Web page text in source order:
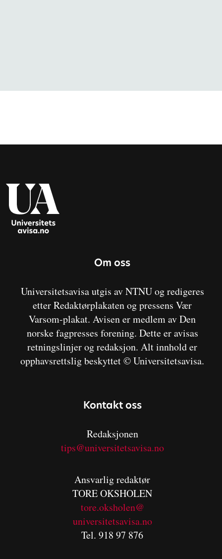
Om oss
Universitetsavisa utgis av NTNU og redigeres
etter Redaktørplakaten og pressens Vær
Varsom-plakat. Avisen er medlem av Den
norske fagpresses forening. Dette er avisas
retningslinjer og redaksjon. Alt innhold er
opphavsrettslig beskyttet © Universitetsavisa.
Kontakt oss
Redaksjonen
tips@universitetsavisa.no
Ansvarlig redaktør
TORE OKSHOLEN
tore.oksholen@
universitetsavisa.no
Tel. 918 97 876